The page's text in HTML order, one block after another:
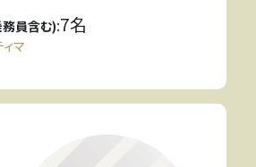
員含む):7名
マ